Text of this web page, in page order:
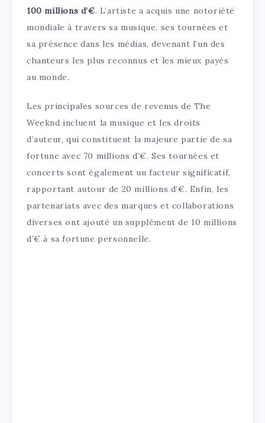
100 millions d’€. L’artiste a acquis une notoriété
mondiale à travers sa musique, ses tournées et
sa présence dans les médias, devenant l’un des
chanteurs les plus reconnus et les mieux payés
au monde.
Les principales sources de revenus de The
Weeknd incluent la musique et les droits
d’auteur, qui constituent la majeure partie de sa
fortune avec 70 millions d’€. Ses tournées et
concerts sont également un facteur significatif,
rapportant autour de 20 millions d’€. Enfin, les
partenariats avec des marques et collaborations
diverses ont ajouté un supplément de 10 millions
d’€ à sa fortune personnelle.